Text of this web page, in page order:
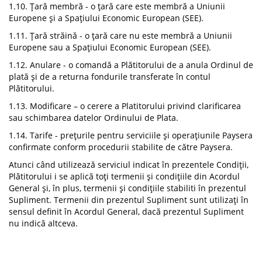
1.10. Țară membră - o țară care este membră a Uniunii
Europene și a Spațiului Economic European (SEE).
1.11. Țară străină - o țară care nu este membră a Uniunii
Europene sau a Spațiului Economic European (SEE).
1.12. Anulare - o comandă a Plătitorului de a anula Ordinul de
plată și de a returna fondurile transferate în contul
Plătitorului.
1.13. Modificare – o cerere a Platitorului privind clarificarea
sau schimbarea datelor Ordinului de Plata.
1.14. Tarife - prețurile pentru serviciile și operațiunile Paysera
confirmate conform procedurii stabilite de către Paysera.
Atunci când utilizează serviciul indicat în prezentele Condiții,
Plătitorului i se aplică toți termenii și condițiile din Acordul
General și, în plus, termenii și condițiile stabiliti în prezentul
Supliment. Termenii din prezentul Supliment sunt utilizați în
sensul definit în Acordul General, dacă prezentul Supliment
nu indică altceva.